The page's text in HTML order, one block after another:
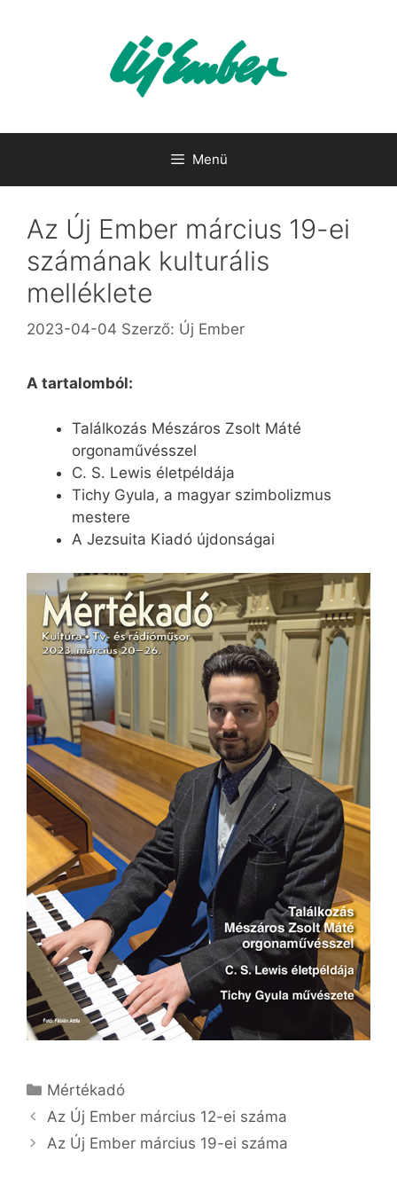
Menü
Az Új Ember március 19-ei
számának kulturális
melléklete
2023-04-04 Szerző: Új Ember
A tartalomból:
Találkozás Mészáros Zsolt Máté
orgonaművésszel
C. S. Lewis életpéldája
Tichy Gyula, a magyar szimbolizmus
mestere
A Jezsuita Kiadó újdonságai
Kategória
Mértékadó
Az Új Ember március 12-ei száma
Az Új Ember március 19-ei száma